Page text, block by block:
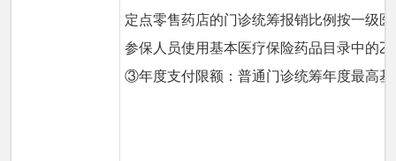
定点零售药店的门诊统筹报销比例按一级
参保人员使用基本医疗保险药品目录中的
③年度支付限额：普通门诊统筹年度最高